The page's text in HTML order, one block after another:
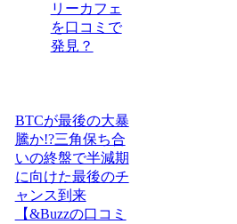
リーカフェ
を口コミで
発見？
BTCが最後の大暴
騰か!?三角保ち合
いの終盤で半減期
に向けた最後のチ
ャンス到来
【&Buzzの口コミ